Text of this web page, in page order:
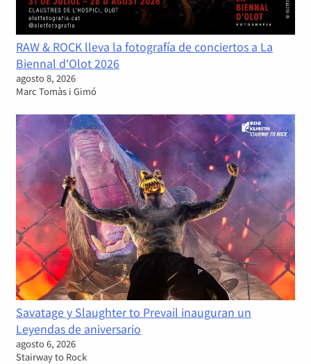
RAW & ROCK lleva la fotografía de conciertos a La
Biennal d'Olot 2026
agosto 8, 2026
Marc Tomàs i Gimó
Savatage y Slaughter to Prevail inauguran un
Leyendas de aniversario
agosto 6, 2026
Stairway to Rock